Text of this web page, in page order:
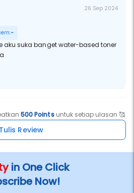
26 Sep 2024
-
aku suka banget water-based toner
500 Pointsuntuk setiap ulasan 🥰
Tulis Review
in One Click
Now!